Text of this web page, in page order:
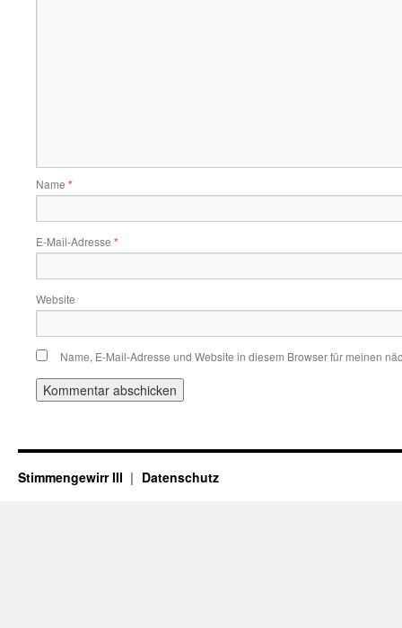
Name *
E-Mail-Adresse *
Website
Name, E-Mail-Adresse und Website in diesem Browser für meinen
Stimmengewirr III Datenschutz